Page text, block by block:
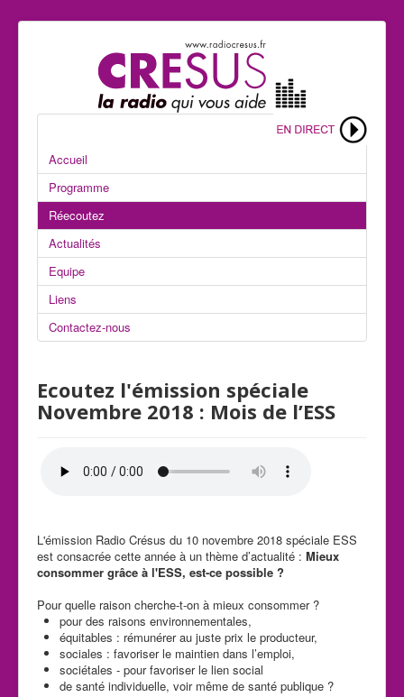
Accueil
Programme
Réecoutez
Actualités
Equipe
Liens
Contactez-nous
Ecoutez l'émission spéciale
Novembre 2018 : Mois de l’ESS
L'émission Radio Crésus du 10 novembre 2018 spéciale ESS
est consacrée cette année à un thème d’actualité : Mieux
consommer grâce à l'ESS, est-ce possible ?
Pour quelle raison cherche-t-on à mieux consommer ?
pour des raisons environnementales,
équitables : rémunérer au juste prix le producteur,
sociales : favoriser le maintien dans l’emploi,
sociétales - pour favoriser le lien social
de santé individuelle, voir même de santé publique ?